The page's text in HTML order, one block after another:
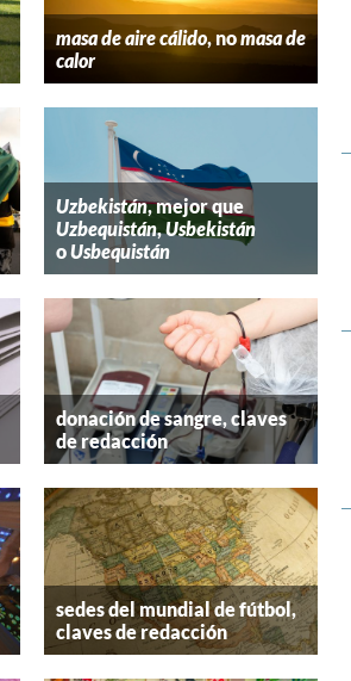
masa de aire cálido, nomasa de
calor
Uzbekistán, mejor que
Uzbequistán,Usbekistán
oUsbequistán
donación de sangre, claves
de redacción
sedes del mundial de fútbol,
claves de redacción